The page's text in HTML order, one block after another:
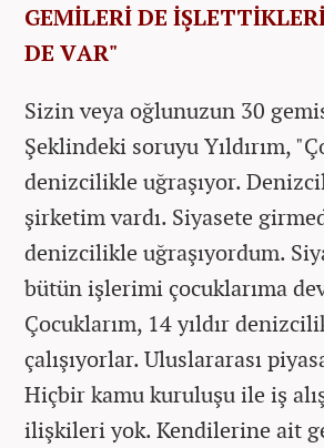
GEMİLERİ DE
DE VAR"
Sizin veya oğlunuzun 30
Şeklindeki soruyu Yıldırım,
denizcilikle uğraşıyor.
şirketim vardı. Siyasete
denizcilikle uğraşıyordum.
bütün işlerimi çocuklarıma
Çocuklarım, 14 yıldır
çalışıyorlar. Uluslararası
Hiçbir kamu kuruluşu ile iş
ilişkileri yok. Kendilerine ait